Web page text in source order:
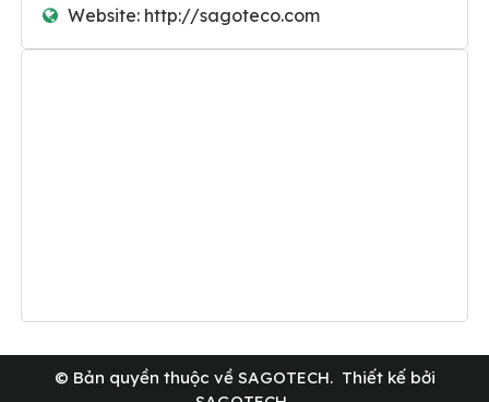
Website: http://sagoteco.com
© Bản quyền thuộc về SAGOTECH. Thiết kế bởi